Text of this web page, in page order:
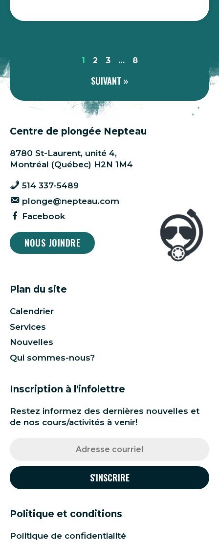
1 2 3 … 8
SUIVANT »
Centre de plongée Nepteau
8780 St-Laurent, unité 4,
Montréal (Québec) H2N 1M4
514 337-5489
plonge@nepteau.com
Facebook
NOUS JOINDRE
Plan du site
Calendrier
Services
Nouvelles
Qui sommes-nous?
Inscription à l'infolettre
Restez informez des dernières nouvelles et
de nos cours/activités à venir!
Politique et conditions
Politique de confidentialité